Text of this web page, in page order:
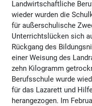
Landwirtschaftliche
wieder wurden die
für außerschulische
Unterrichtslücken sich
Rückgang des
einer Weisung des
zehn Kilogramm
Berufsschule wurde
für das Lazarett und
herangezogen. Im